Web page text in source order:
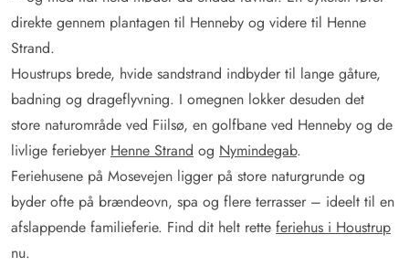
direkte gennem plantagen til Henneby og videre til Henne
Strand.
Houstrups brede, hvide sandstrand indbyder til lange gåture,
badning og drageflyvning. I omegnen lokker desuden det
store naturområde ved Fiilsø, en golfbane ved Henneby og de
livlige feriebyer Henne Strand og Nymindegab.
Feriehusene på Mosevejen ligger på store naturgrunde og
byder ofte på brændeovn, spa og flere terrasser – ideelt til en
afslappende familieferie. Find dit helt rette feriehus i Houstrup
nu.